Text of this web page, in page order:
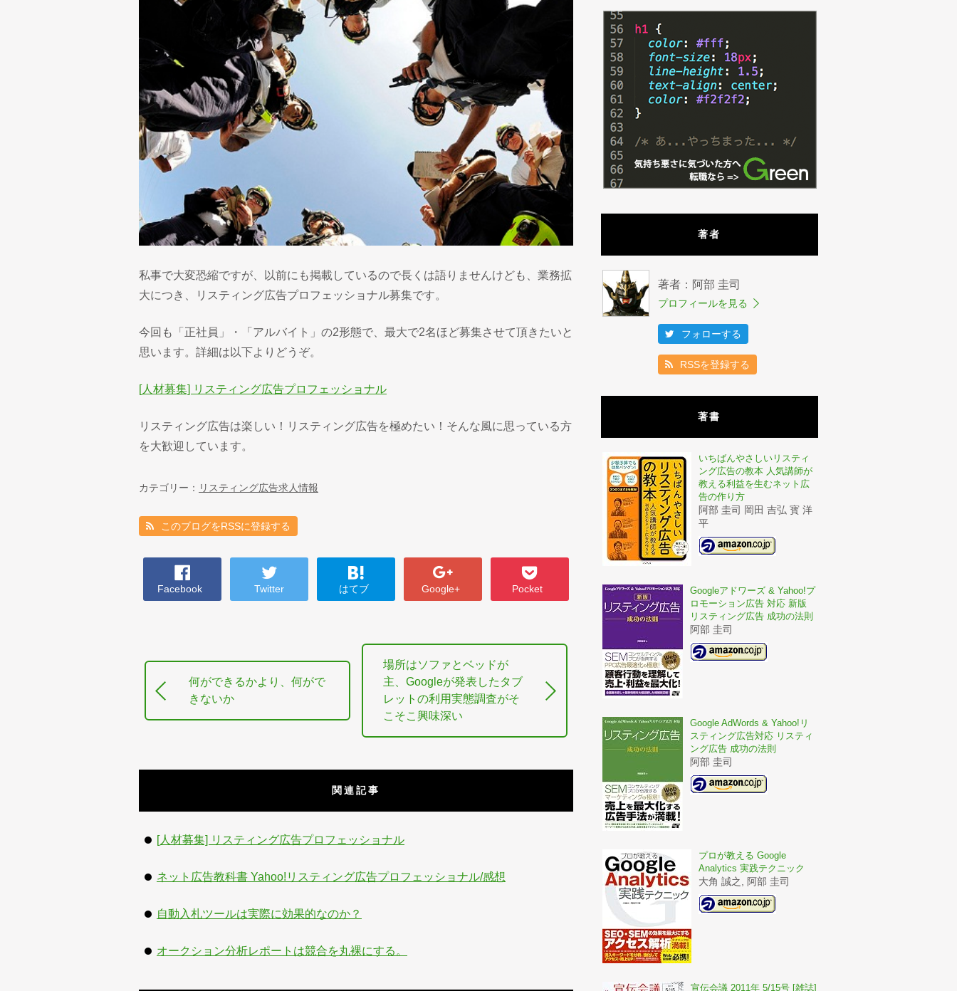
私事で大変恐縮ですが、以前にも掲載しているので長くは語りませんけども、業務拡
大につき、リスティング広告プロフェッショナル募集です。
今回も「正社員」・「アルバイト」の2形態で、最大で2名ほど募集させて頂きたいと
思います。詳細は以下よりどうぞ。
[人材募集] リスティング広告プロフェッショナル
リスティング広告は楽しい！リスティング広告を極めたい！そんな風に思っている方
を大歓迎しています。
カテゴリー： リスティング広告求人情報
このブログをRSSに登録する
Facebook Twitter はてブ Google+ Pocket
何ができるかより、何がで
きないか
場所はソファとベッドが
主、Googleが発表したタブ
レットの利用実態調査がそ
こそこ興味深い
関連記事
[人材募集] リスティング広告プロフェッショナル
ネット広告教科書 Yahoo!リスティング広告プロフェッショナル/感想
自動入札ツールは実際に効果的なのか？
オークション分析レポートは競合を丸裸にする。
著者
著者：阿部 圭司
プロフィールを見る
フォローする
RSSを登録する
著書
いちばんやさしいリスティ
ング広告の教本 人気講師が
教える利益を生むネット広
告の作り方
阿部 圭司 岡田 吉弘 寳 洋
平
Googleアドワーズ & Yahoo!プ
ロモーション広告 対応 新版
リスティング広告 成功の法則
阿部 圭司
Google AdWords & Yahoo!リ
スティング広告対応 リスティ
ング広告 成功の法則
阿部 圭司
プロが教える Google
Analytics 実践テクニック
大角 誠之, 阿部 圭司
宣伝会議 2011年 5/15号 [雑誌]